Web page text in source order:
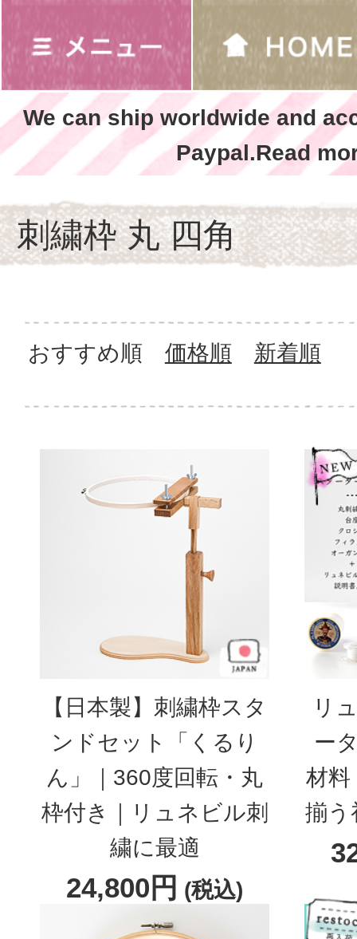
We can ship worldwide and
Paypal.Read
刺繍枠 丸 四角
おすすめ順 価格順 新着順
【日本製】刺繍枠スタ
ンドセット「くるり
ん」｜360度回転・丸
枠付き｜リュネビル刺
繍に最適
24,800円 (税込)
リ
ー
材料
揃う